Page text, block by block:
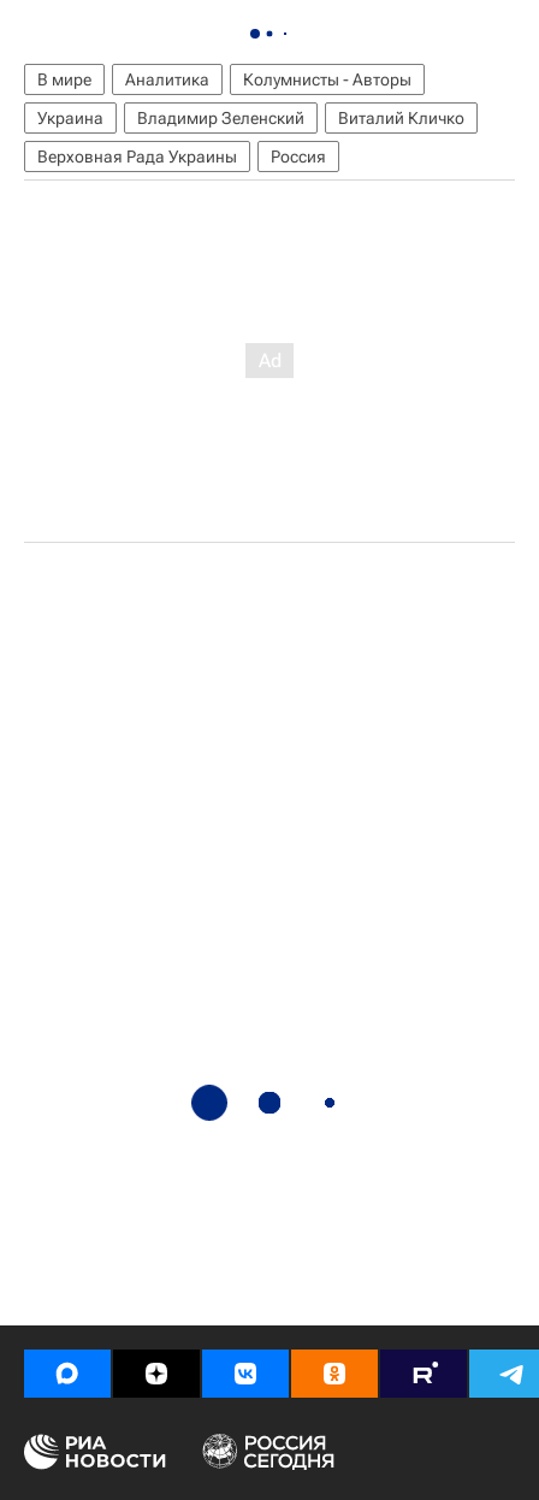
В мире Аналитика
Колумнисты - Авторы
Украина
Владимир Зеленский
Виталий Кличко
Верховная Рада Украины
Россия